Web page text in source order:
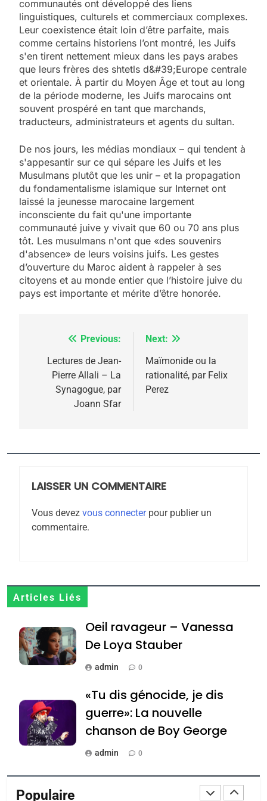
communautés ont développé des liens
linguistiques, culturels et commerciaux complexes.
Leur coexistence était loin d’être parfaite, mais
comme certains historiens l’ont montré, les Juifs
s'en tirent nettement mieux dans les pays arabes
que leurs frères des shtetls d&#39;Europe centrale
et orientale. À partir du Moyen Âge et tout au long
de la période moderne, les Juifs marocains ont
souvent prospéré en tant que marchands,
traducteurs, administrateurs et agents du sultan.
De nos jours, les médias mondiaux – qui tendent à
s'appesantir sur ce qui sépare les Juifs et les
Musulmans plutôt que les unir – et la propagation
du fondamentalisme islamique sur Internet ont
laissé la jeunesse marocaine largement
inconsciente du fait qu'une importante
communauté juive y vivait que 60 ou 70 ans plus
tôt. Les musulmans n'ont que «des souvenirs
d'absence» de leurs voisins juifs. Les gestes
d’ouverture du Maroc aident à rappeler à ses
citoyens et au monde entier que l’histoire juive du
pays est importante et mérite d’être honorée.
Navigation
l’article
Previous:
Lectures de Jean-
Pierre Allali – La
Synagogue, par
Joann Sfar
Next:
Maïmonide ou la
rationalité, par Felix
Perez
LAISSER UN COMMENTAIRE
Vous devez vous connecterpour publier un
commentaire.
Articles Liés
Oeil ravageur – Vanessa
De Loya Stauber
admin 0
«Tu dis génocide, je dis
guerre»: La nouvelle
chanson de Boy George
admin 0
Tout sur la Nostalgie
Populaire
2025, l’année la plus
rapport d’ADL contre
FRANCE ISRAÉL
6
Zrihen-Dvir
7
Jacques Hadida
JUDAISME
Maroc : Les amandes de
Tafraout, le miel de Tadla
Azilal consacrés produits
du terroir